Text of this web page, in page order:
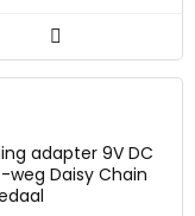
adapter 9V DC
weg Daisy Chain